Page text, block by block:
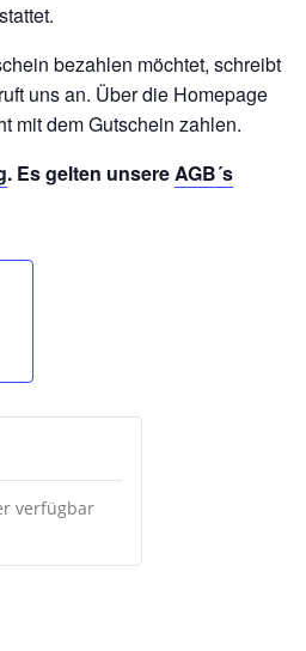
bezahlen möchtet, schreibt
uns an. Über die Homepage
mit dem Gutschein zahlen.
. Es gelten unsereAGB´s
verfügbar